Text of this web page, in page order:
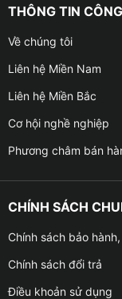
THÔNG TIN
Về chúng tôi
Liên hệ Miền Nam
Liên hệ Miền Bắc
Cơ hội nghề nghiệp
Phương châm bán
CHÍNH SÁCH
Chính sách bảo
Chính sách đổi trả
Điều khoản sử dụng